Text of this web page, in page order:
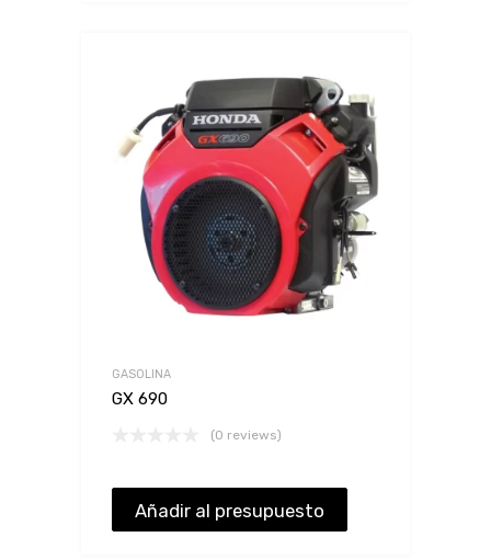
GASOLINA
GX 690
(0 reviews)
Añadir al presupuesto